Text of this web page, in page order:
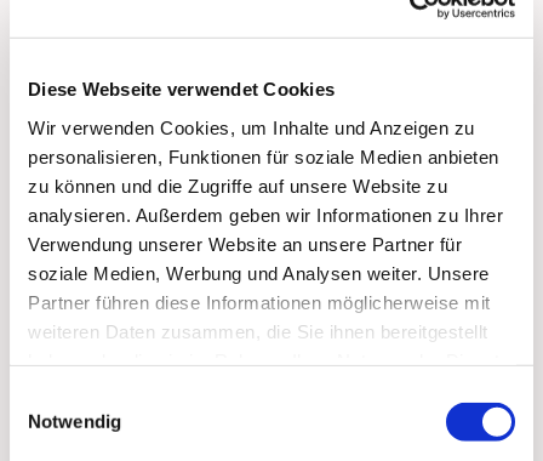
Diese Webseite verwendet Cookies
Wir verwenden Cookies, um Inhalte und Anzeigen zu
personalisieren, Funktionen für soziale Medien anbieten
zu können und die Zugriffe auf unsere Website zu
analysieren. Außerdem geben wir Informationen zu Ihrer
Verwendung unserer Website an unsere Partner für
soziale Medien, Werbung und Analysen weiter. Unsere
Partner führen diese Informationen möglicherweise mit
weiteren Daten zusammen, die Sie ihnen bereitgestellt
Notwendig